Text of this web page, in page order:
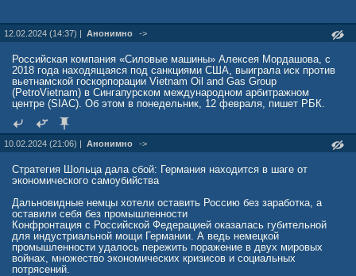
12.02.2024 (14:37) | Анонимно ->
Российская компания «Силовые машины» Алексея Мордашова, с
2018 года находящаяся под санкциями США, выиграла иск против
вьетнамской госкорпорации Vietnam Oil and Gas Group
(PetroVietnam) в Сингапурском международном арбитражном
центре (SIAC). Об этом в понедельник, 12 февраля, пишет РБК.
10.02.2024 (21:06) | Анонимно ->
Стратегия Шольца дала сбой: Германия находится в шаге от
экономического самоубийства
Дальновидные немцы хотели оставить Россию без заработка, а
оставили себя без промышленности
Конфронтация с Российской Федерацией оказалась губительной
для индустриальной мощи Германии. А ведь немецкой
промышленности удалось пережить поражение в двух мировых
войнах, множество экономических кризисов и социальных
потрясений.